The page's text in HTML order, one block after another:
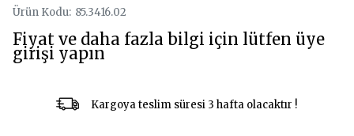
Ürün Kodu: 85.3416.02
Fiyat ve daha fazla bilgi için lütfen üye
girişi yapın
Kargoya teslim süresi 3 hafta olacaktır !